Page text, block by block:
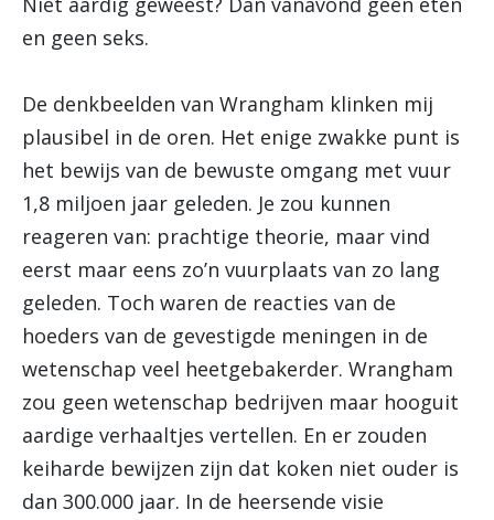
en geen seks.
De denkbeelden van Wrangham klinken mij
plausibel in de oren. Het enige zwakke punt is
het bewijs van de bewuste omgang met vuur
1,8 miljoen jaar geleden. Je zou kunnen
reageren van: prachtige theorie, maar vind
eerst maar eens zo’n vuurplaats van zo lang
geleden. Toch waren de reacties van de
hoeders van de gevestigde meningen in de
wetenschap veel heetgebakerder. Wrangham
zou geen wetenschap bedrijven maar hooguit
aardige verhaaltjes vertellen. En er zouden
keiharde bewijzen zijn dat koken niet ouder is
dan 300.000 jaar. In de heersende visie